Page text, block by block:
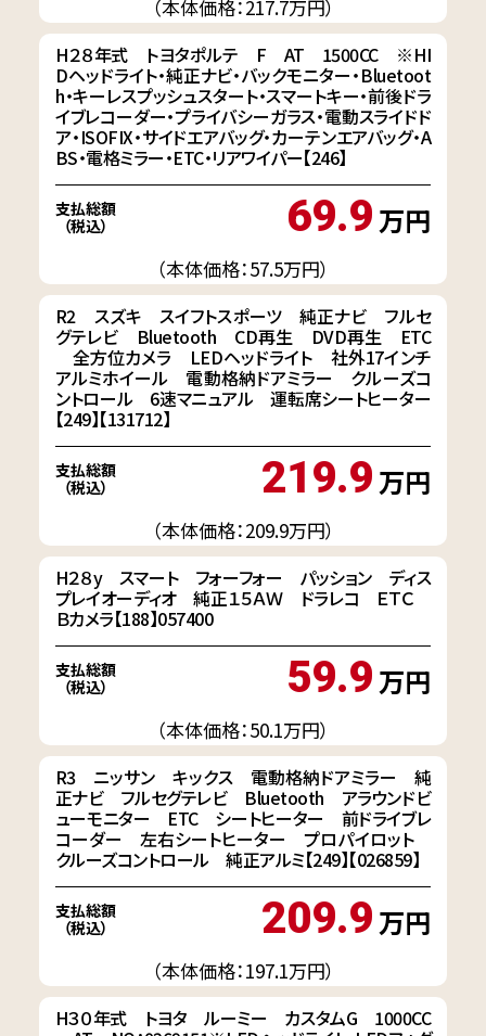
（本体価格：217.7万円）
H２８年式 トヨタポルテ F AT 1500CC ※HI
Dヘッドライト・純正ナビ・バックモニター・Bluetoot
h・キーレスプッシュスタート・スマートキー・前後ドラ
イブレコーダー・プライバシーガラス・電動スライドド
ア・ISOFIX・サイドエアバッグ・カーテンエアバッグ・A
BS・電格ミラー・ETC・リアワイパー【246】
支払総額
（税込）
69.9万円
（本体価格：57.5万円）
R2 スズキ スイフトスポーツ 純正ナビ フルセ
グテレビ Bluetooth CD再生 DVD再生 ETC
全方位カメラ LEDヘッドライト 社外17インチ
アルミホイール 電動格納ドアミラー クルーズコ
ントロール 6速マニュアル 運転席シートヒーター
【249】【131712】
支払総額
（税込）
219.9万円
（本体価格：209.9万円）
H２８y スマート フォーフォー パッション ディス
プレイオーディオ 純正１５ＡＷ ドラレコ ＥＴＣ
Ｂカメラ【188】057400
支払総額
（税込）
59.9万円
（本体価格：50.1万円）
R3 ニッサン キックス 電動格納ドアミラー 純
正ナビ フルセグテレビ Bluetooth アラウンドビ
ューモニター ETC シートヒーター 前ドライブレ
コーダー 左右シートヒーター プロパイロット
クルーズコントロール 純正アルミ【249】【026859】
支払総額
（税込）
209.9万円
（本体価格：197.1万円）
H３０年式 トヨタ ルーミー カスタムG 1000CC